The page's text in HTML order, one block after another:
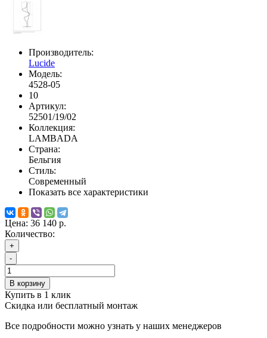
Производитель:
Lucide
Модель:
4528-05
10
Артикул:
52501/19/02
Коллекция:
LAMBADA
Страна:
Бельгия
Стиль:
Современный
Показать все характеристики
Цена: 36 140 р.
Количество:
+
-
В корзину
Купить в 1 клик
Скидка или бесплатный монтаж
Все подробности можно узнать у наших менеджеров